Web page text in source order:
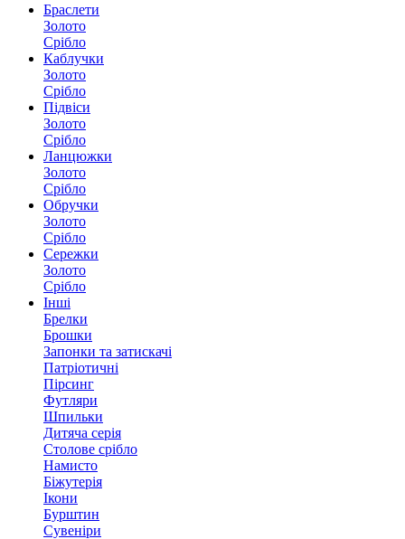
Браслети
Золото
Срібло
Каблучки
Золото
Срібло
Підвіси
Золото
Срібло
Ланцюжки
Золото
Срібло
Обручки
Золото
Срібло
Сережки
Золото
Срібло
Інші
Брелки
Брошки
Запонки та затискачі
Патріотичні
Пірсинг
Футляри
Шпильки
Дитяча серія
Столове срібло
Намисто
Біжутерія
Ікони
Бурштин
Сувеніри